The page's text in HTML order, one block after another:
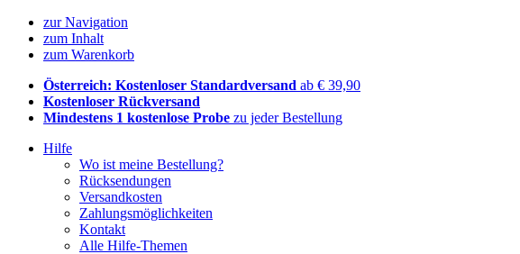
zur Navigation
zum Inhalt
zum Warenkorb
Österreich: Kostenloser Standardversand ab € 39,90
Kostenloser Rückversand
Mindestens 1 kostenlose Probe zu jeder Bestellung
Hilfe
Wo ist meine Bestellung?
Rücksendungen
Versandkosten
Zahlungsmöglichkeiten
Kontakt
Alle Hilfe-Themen